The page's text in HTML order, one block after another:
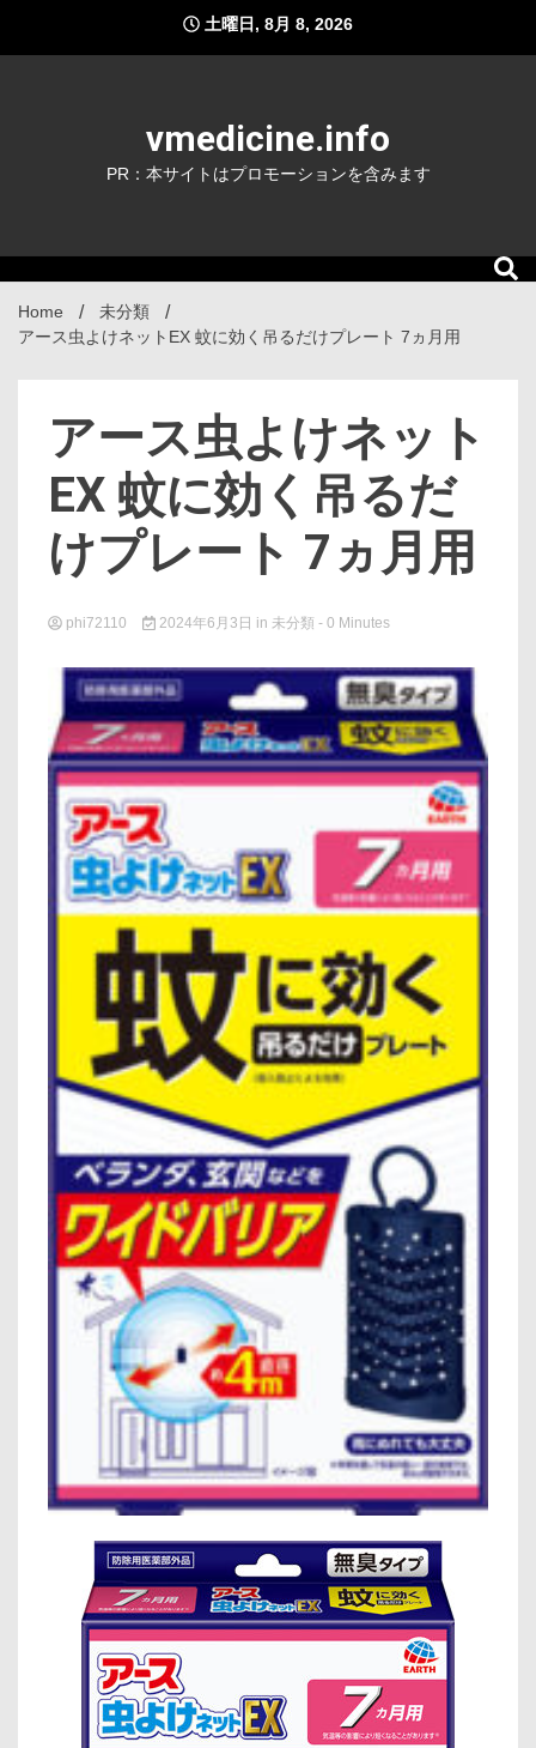
content
土曜日, 8月 8, 2026
vmedicine.info
PR：本サイトはプロモーションを含みます
Home
未分類
アース虫よけネットEX 蚊に効く吊るだけプレート 7ヵ月用
アース虫よけネット
EX 蚊に効く吊るだ
けプレート 7ヵ月用
phi72110 2024年6月3日 in 未分類 - 0 Minutes